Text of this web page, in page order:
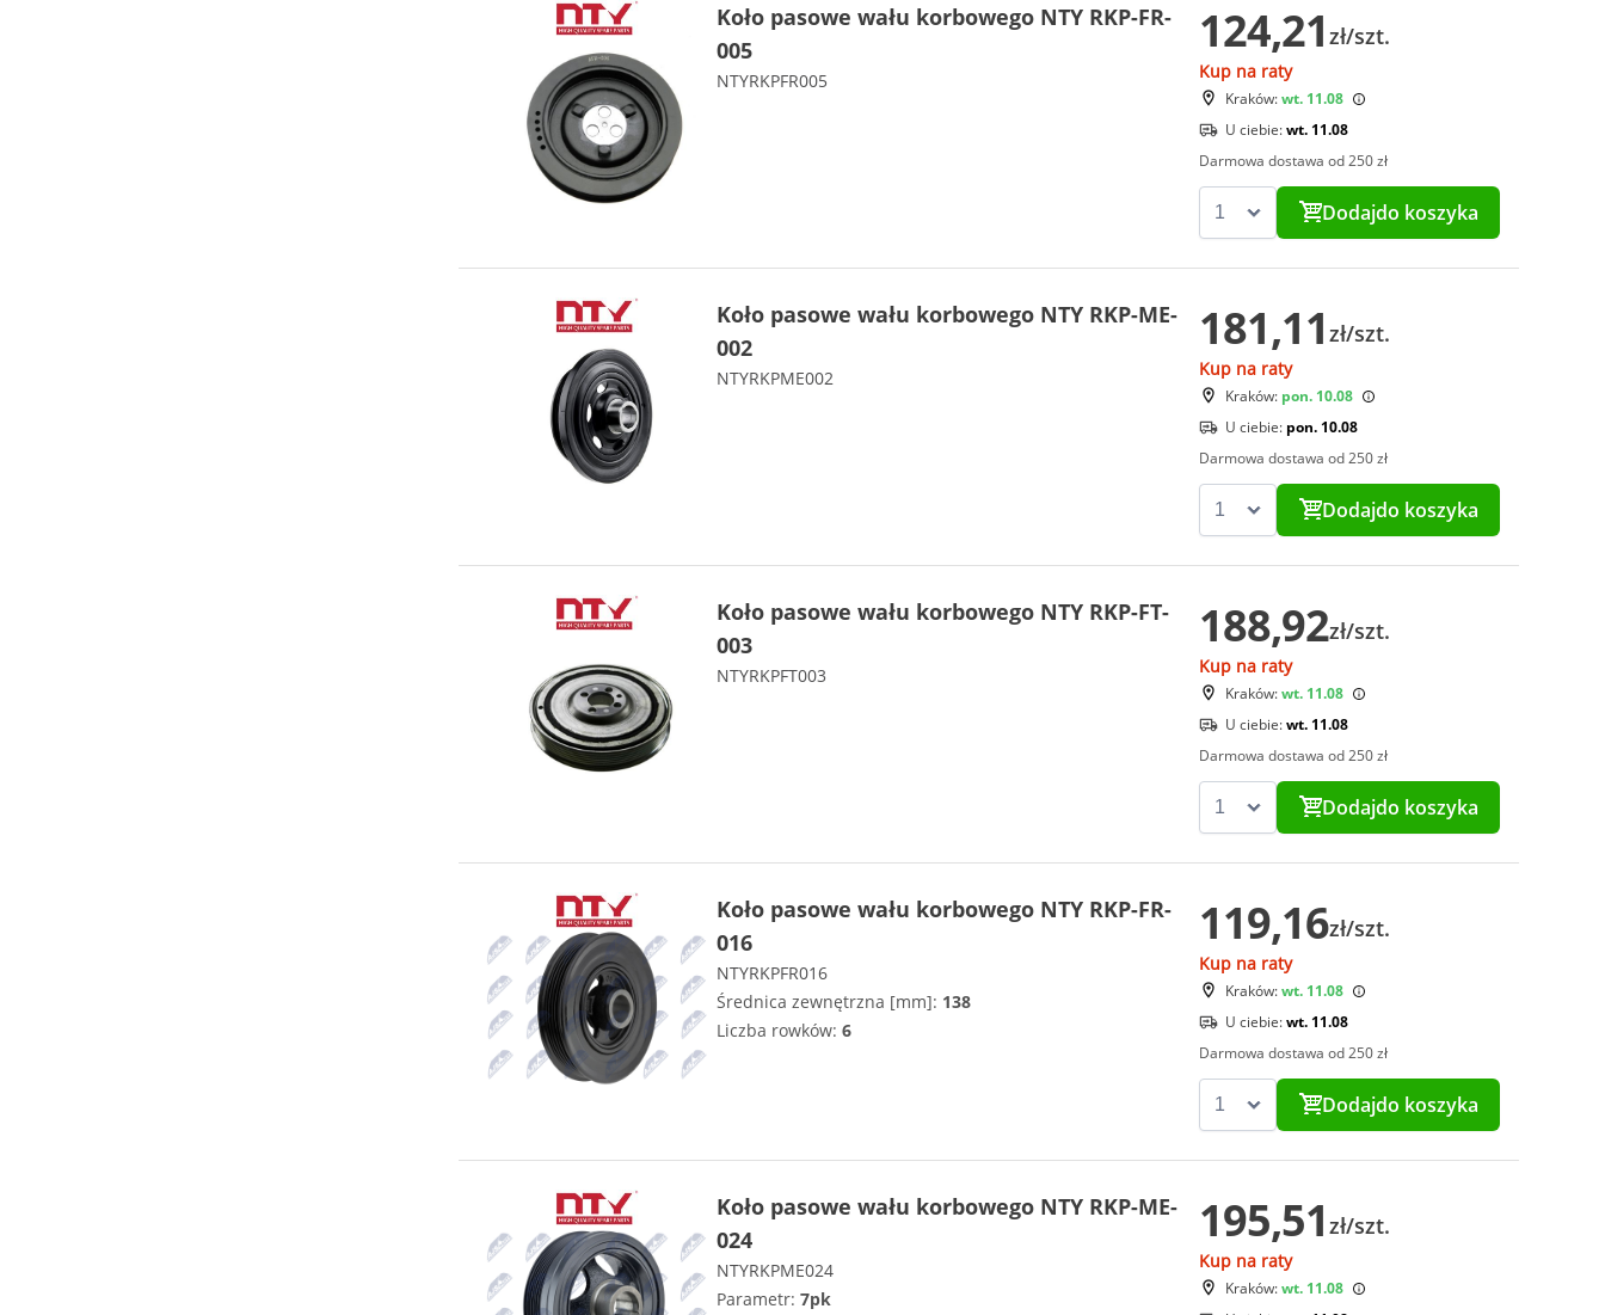
Koło pasowe wału korbowego NTY RKP-FR-
005
NTYRKPFR005
124,21 zł/szt.
Kup na raty
Kraków:wt. 11.08
U ciebie:wt. 11.08
Darmowa dostawa od 250 zł
Dodajdo koszyka
Koło pasowe wału korbowego NTY RKP-ME-
002
NTYRKPME002
181,11 zł/szt.
Kup na raty
Kraków: pon. 10.08
U ciebie: pon. 10.08
Darmowa dostawa od 250 zł
Dodajdo koszyka
Koło pasowe wału korbowego NTY RKP-FT-
003
NTYRKPFT003
188,92zł/szt.
Kup na raty
Kraków:wt. 11.08
U ciebie:wt. 11.08
Darmowa dostawa od 250 zł
Dodajdo koszyka
Koło pasowe wału korbowego NTY RKP-FR-
016
NTYRKPFR016
Średnica zewnętrzna [mm]: 138
Liczba rowków: 6
119,16zł/szt.
Kup na raty
Kraków:wt. 11.08
U ciebie:wt. 11.08
Darmowa dostawa od 250 zł
Dodajdo koszyka
Koło pasowe wału korbowego NTY RKP-ME-
024
NTYRKPME024
Parametr: 7pk
195,51 zł/szt.
Kup na raty
Kraków:wt. 11.08